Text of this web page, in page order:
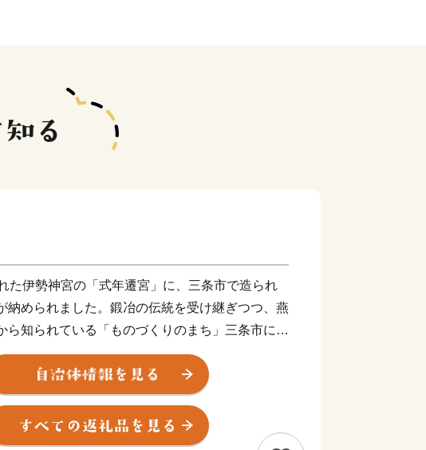
た伊勢神宮の「式年遷宮」に、三条市で造られ
納められました。鍛冶の伝統を受け継ぎつつ、燕
ら知られている「ものづくりのまち」三条市に
め、作業工具、木工製品のほか、キッチン用品、
具、園芸用品、アウトドア用品、リビング用品、
属加工を中心に多様な加工技術が集積していま
づくりで培われた技術がアウトドア用品、キャン
れています。アウトドア用品やキャンプ用品を生